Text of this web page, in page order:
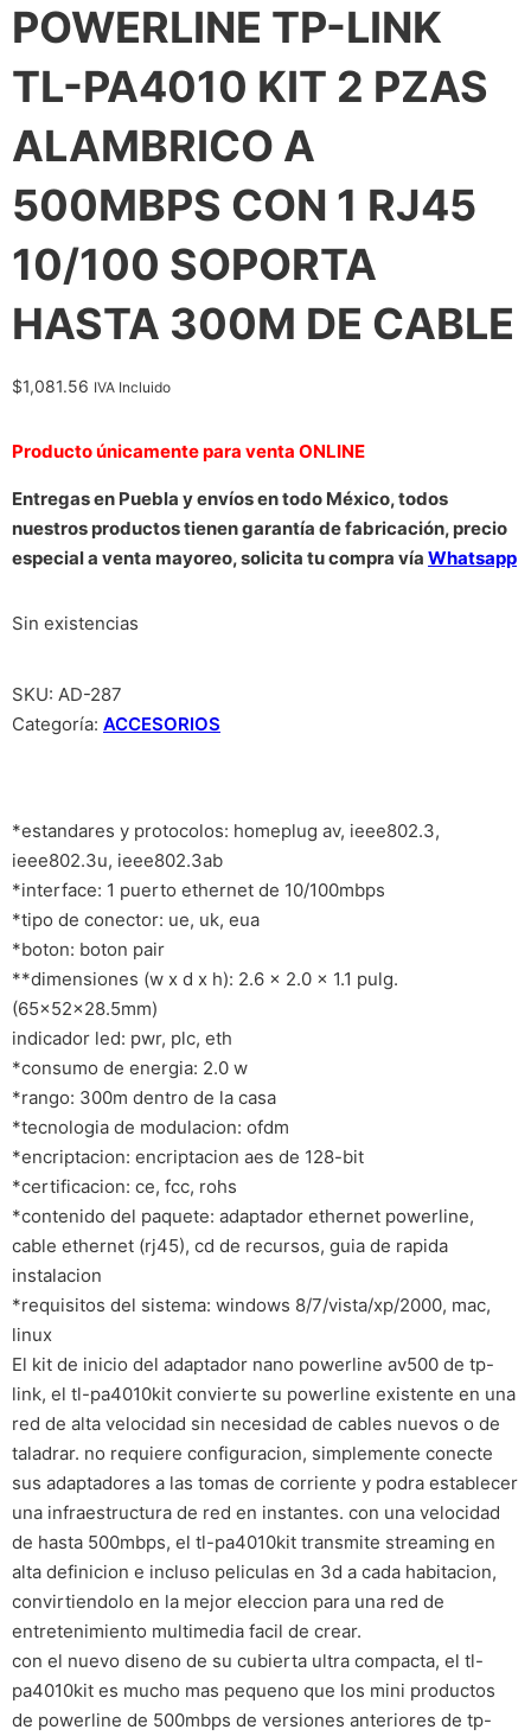
POWERLINE TP-LINK
TL-PA4010 KIT 2 PZAS
ALAMBRICO A
500MBPS CON 1 RJ45
10/100 SOPORTA
HASTA 300M DE CABLE
$1,081.56 IVA Incluido
Producto únicamente para venta ONLINE
Entregas en Puebla y envíos en todo México, todos
nuestros productos tienen garantía de fabricación, precio
especial a venta mayoreo, solicita tu compra vía Whatsapp
Sin existencias
SKU: AD-287
Categoría: ACCESORIOS
*estandares y protocolos: homeplug av, ieee802.3,
ieee802.3u, ieee802.3ab
*interface: 1 puerto ethernet de 10/100mbps
*tipo de conector: ue, uk, eua
*boton: boton pair
**dimensiones (w x d x h): 2.6 x 2.0 x 1.1 pulg.
(65×52×28.5mm)
indicador led: pwr, plc, eth
*consumo de energia: 2.0 w
*rango: 300m dentro de la casa
*tecnologia de modulacion: ofdm
*encriptacion: encriptacion aes de 128-bit
*certificacion: ce, fcc, rohs
*contenido del paquete: adaptador ethernet powerline,
cable ethernet (rj45), cd de recursos, guia de rapida
instalacion
*requisitos del sistema: windows 8/7/vista/xp/2000, mac,
linux
El kit de inicio del adaptador nano powerline av500 de tp-
link, el tl-pa4010kit convierte su powerline existente en una
red de alta velocidad sin necesidad de cables nuevos o de
taladrar. no requiere configuracion, simplemente conecte
sus adaptadores a las tomas de corriente y podra establecer
una infraestructura de red en instantes. con una velocidad
de hasta 500mbps, el tl-pa4010kit transmite streaming en
alta definicion e incluso peliculas en 3d a cada habitacion,
convirtiendolo en la mejor eleccion para una red de
entretenimiento multimedia facil de crear.
con el nuevo diseno de su cubierta ultra compacta, el tl-
pa4010kit es mucho mas pequeno que los mini productos
de powerline de 500mbps de versiones anteriores de tp-